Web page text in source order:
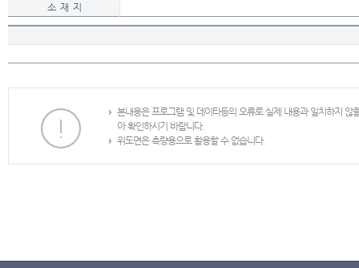
소 재 지
본내용은 프로그램 및 데이타등의 오류로 실제 내용과 일치하지
아 확인하시기 바랍니다.
위도면은 측량용으로 활용할 수 없습니다.